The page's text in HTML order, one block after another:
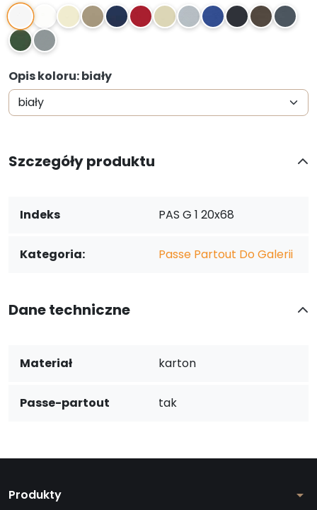
1 2 3 4 5 6 7 8 9 10 11
12
13
14
Opis koloru: biały
Szczegóły produktu
Indeks PAS G 1 20x68
Kategoria: Passe Partout Do Galerii
Dane techniczne
Materiał karton
Passe-partout tak
Produkty arrow_drop_down